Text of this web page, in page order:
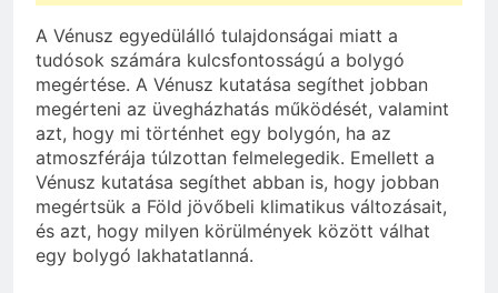
A Vénusz egyedülálló tulajdonságai miatt a
tudósok számára kulcsfontosságú a bolygó
megértése. A Vénusz kutatása segíthet jobban
megérteni az üvegházhatás működését, valamint
azt, hogy mi történhet egy bolygón, ha az
atmoszférája túlzottan felmelegedik. Emellett a
Vénusz kutatása segíthet abban is, hogy jobban
megértsük a Föld jövőbeli klimatikus változásait,
és azt, hogy milyen körülmények között válhat
egy bolygó lakhatatlanná.